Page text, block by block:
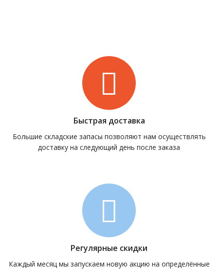
Быстрая доставка
Большие складские запасы позволяют нам осуществлять
доставку на следующий день после заказа
Регулярные скидки
Каждый месяц мы запускаем новую акцию на определённые